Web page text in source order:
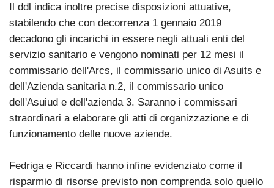
Il ddl indica inoltre precise disposizioni attuative,
stabilendo che con decorrenza 1 gennaio 2019
decadono gli incarichi in essere negli attuali enti del
servizio sanitario e vengono nominati per 12 mesi il
commissario dell'Arcs, il commissario unico di Asuits e
dell'Azienda sanitaria n.2, il commissario unico
dell'Asuiud e dell'azienda 3. Saranno i commissari
straordinari a elaborare gli atti di organizzazione e di
funzionamento delle nuove aziende.
Fedriga e Riccardi hanno infine evidenziato come il
risparmio di risorse previsto non comprenda solo quello